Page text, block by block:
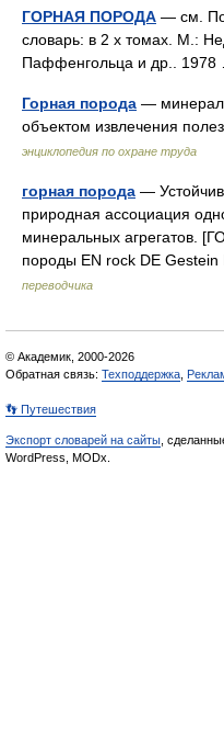
ГОРНАЯ ПОРОДА — см.
словарь: в 2 х томах. М.:
Паффенгольца и др..
Горная порода —
объектом извлечения
энциклопедия по охране труда
горная порода —
природная ассоциация
минеральных агрегатов.
породы EN rock DE
переводчика
© Академик, 2000-2026
Обратная связь: Техподдержка
👣 Путешествия
Экспорт словарей на сайты ,
WordPress, MODx.